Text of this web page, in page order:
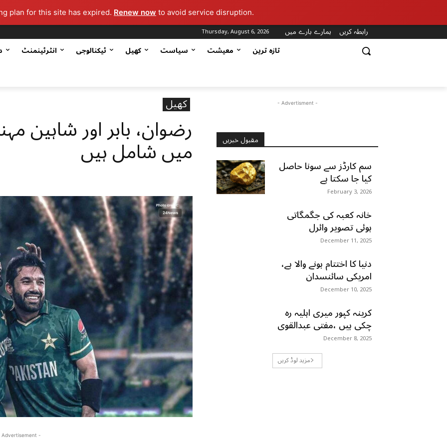
plan for this site has expired. Renew now to avoid service disruption.
Thursday, August 6, 2026 ہمارے بارے میں
رابطہ کریں
انٹرٹینمنٹ ٹیکنالوجی کھیل سیاست معیشت تازہ ترین
کھیل
رضوان، بابر اور شاہین
میں شامل ہیں
-
- Advertisment -
مقبول خبریں
سم کارڈز سے سونا حاصل
کیا جا سکتا ہے
February 3, 2026
خانہ کعبہ کی جگمگاتی
ہوئی تصویر وائرل
December 11, 2025
دنیا کا اختتام ہونے والا ہے،
امریکی سائنسدان
December 10, 2025
کرینہ کپور میری اہلیہ رہ
چکی ہیں ،مفتی عبدالقوی
December 8, 2025
مزید لوڈ کریں